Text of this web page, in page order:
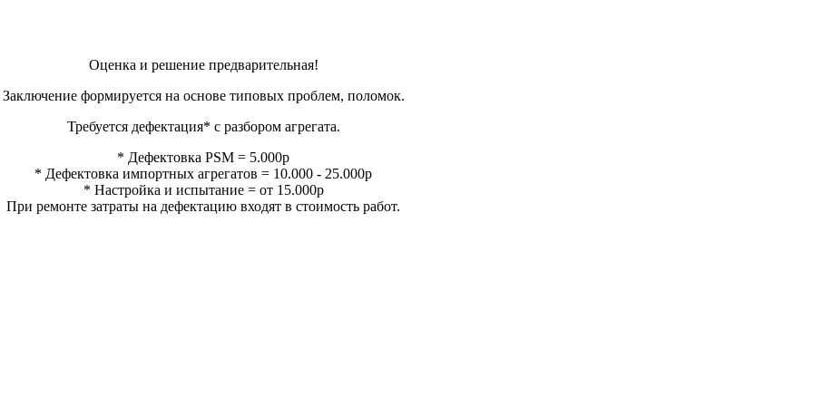
Оценка и решение предварительная!
Заключение формируется на основе типовых проблем, поломок.
Требуется дефектация* с разбором агрегата.
* Дефектовка PSM = 5.000р
* Дефектовка импортных агрегатов = 10.000 - 25.000р
* Настройка и испытание = от 15.000р
При ремонте затраты на дефектацию входят в стоимость работ.